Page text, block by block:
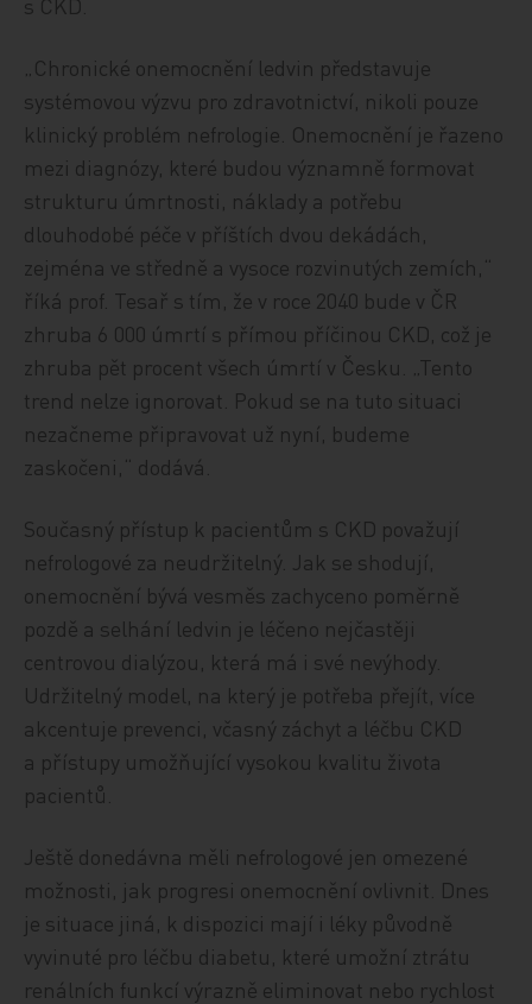
„Chronické onemocnění ledvin představuje
systémovou výzvu pro zdravotnictví, nikoli pouze
klinický problém nefrologie. Onemocnění je řazeno
mezi diagnózy, které budou významně formovat
strukturu úmrtnosti, náklady a potřebu
dlouhodobé péče v příštích dvou dekádách,
zejména ve středně a vysoce rozvinutých zemích,“
říká prof. Tesař s tím, že v roce 2040 bude v ČR
zhruba 6 000 úmrtí s přímou příčinou CKD, což je
zhruba pět procent všech úmrtí v Česku. „Tento
trend nelze ignorovat. Pokud se na tuto situaci
nezačneme připravovat už nyní, budeme
zaskočeni,“ dodává.
Současný přístup k pacientům s CKD považují
nefrologové za neudržitelný. Jak se shodují,
onemocnění bývá vesměs zachyceno poměrně
pozdě a selhání ledvin je léčeno nejčastěji
centrovou dialýzou, která má i své nevýhody.
Udržitelný model, na který je potřeba přejít, více
akcentuje prevenci, včasný záchyt a léčbu CKD
a přístupy umožňující vysokou kvalitu života
pacientů.
Ještě donedávna měli nefrologové jen omezené
možnosti, jak progresi onemocnění ovlivnit. Dnes
je situace jiná, k dispozici mají i léky původně
vyvinuté pro léčbu diabetu, které umožní ztrátu
renálních funkcí výrazně eliminovat nebo rychlost